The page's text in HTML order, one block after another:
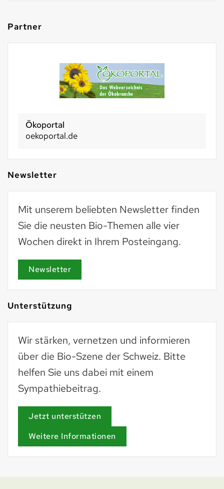
Partner
Ökoportal
oekoportal.de
Newsletter
Mit unserem beliebten Newsletter finden
Sie die neusten Bio-Themen alle vier
Wochen direkt in Ihrem Posteingang.
Newsletter
Unterstützung
Wir stärken, vernetzen und informieren
über die Bio-Szene der Schweiz. Bitte
helfen Sie uns dabei mit einem
Sympathiebeitrag.
Jetzt unterstützen
Weitere Informationen